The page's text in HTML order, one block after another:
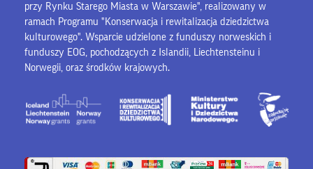
przy Rynku Starego Miasta w Warszawie", realizowany w
ramach Programu "Konserwacja i rewitalizacja dziedzictwa
kulturowego". Wsparcie udzielone z funduszy norweskich i
funduszy EOG, pochodzących z Islandii, Liechtensteinu i
Norwegii, oraz środków krajowych.